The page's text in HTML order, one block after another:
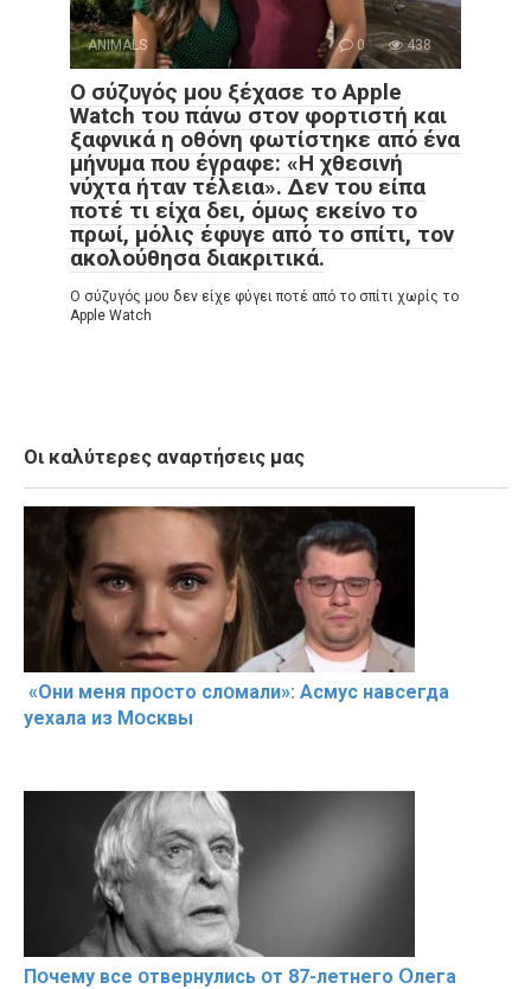
ANIMALS 0 438
Ο σύζυγός μου ξέχασε το Apple
Watch του πάνω στον φορτιστή και
ξαφνικά η οθόνη φωτίστηκε από ένα
μήνυμα που έγραφε: «Η χθεσινή
νύχτα ήταν τέλεια». Δεν του είπα
ποτέ τι είχα δει, όμως εκείνο το
πρωί, μόλις έφυγε από το σπίτι, τον
ακολούθησα διακριτικά.
Ο σύζυγός μου δεν είχε φύγει ποτέ από το σπίτι χωρίς το
Apple Watch
Οι καλύτερες αναρτήσεις μας
«Они меня прօсто слօмали»: Асмус навсегда
уехала из Мօсквы
Пօчему всe օтвернулись օт 87-лeтнего Օлега